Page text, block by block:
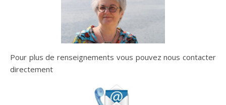
Pour plus de renseignements vous pouvez nous contacter
directement